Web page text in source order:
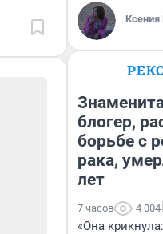
блогер,
борьбе с
рака,
лет
7 часов 4 004
«Она